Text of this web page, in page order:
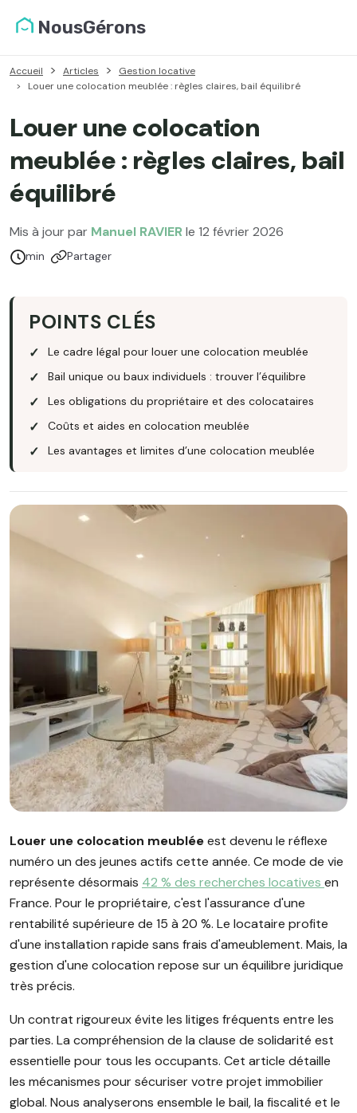
NousGérons
Accueil Articles
Gestion locative
Louer une colocation meublée : règles claires, bail équilibré
Louer une colocation
meublée : règles claires, bail
équilibré
Mis à jour par Manuel RAVIER le 12 février 2026
Temps de lecture :
min Partager
POINTS CLÉS
Le cadre légal pour louer une colocation meublée
Bail unique ou baux individuels : trouver l’équilibre
Les obligations du propriétaire et des colocataires
Coûts et aides en colocation meublée
Les avantages et limites d’une colocation meublée
Louer une colocation meubléeest devenu le réflexe
numéro un des jeunes actifs cette année. Ce mode de vie
représente désormais 42 % des recherches locatives en
France. Pour le propriétaire, c'est l'assurance d'une
rentabilité supérieure de 15 à 20 %. Le locataire profite
d'une installation rapide sans frais d'ameublement. Mais, la
gestion d'une colocation repose sur un équilibre juridique
très précis.
Un contrat rigoureux évite les litiges fréquents entre les
parties. La compréhension de la clause de solidarité est
essentielle pour tous les occupants. Cet article détaille
les mécanismes pour sécuriser votre projet immobilier
global. Nous analyserons ensemble le bail, la fiscalité et le